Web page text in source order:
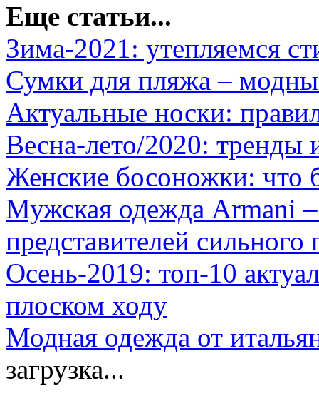
Еще статьи...
Зима-2021: утепляемся
Сумки для пляжа –
Актуальные носки:
Весна-лето/2020: тренды
Женские босоножки: что
Мужская одежда Аrmani
представителей сильного
Осень-2019: топ-10
плоском ходу
Модная одежда от
загрузка...